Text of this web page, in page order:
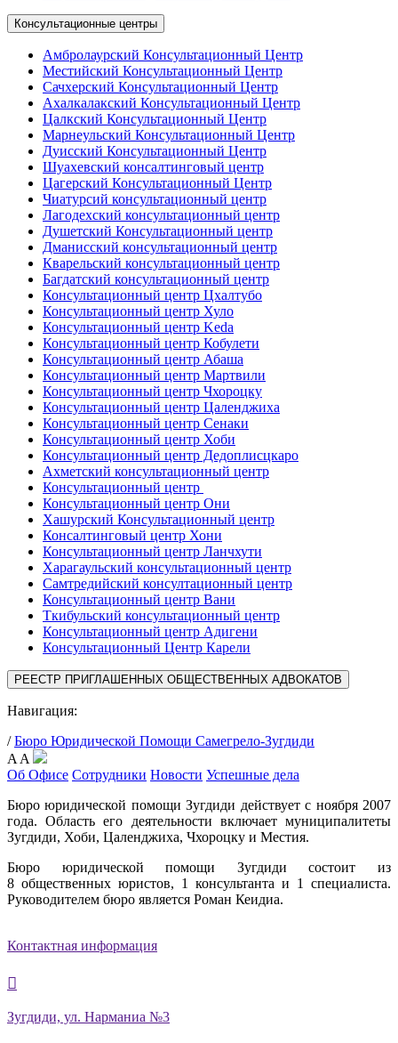
Консультационные центры
Амбролаурский Консультационный Центр
Местийский Консультационный Центр
Сачхерский Консультационный Центр
Ахалкалакский Консультационный Центр
Цалкский Консультационный Центр
Марнеульский Консультационный Центр
Дуисский Консультационный Центр
Шуахевский консалтинговый центр
Цагерский Консультационный Центр
Чиатурсий консультационный центр
Лагодехский консультационный центр
Душетский Консультационный центр
Дманисский консультационный центр
Кварельский консультационный центр
Багдатский консультационный центр
Консультационный центр Цхалтубо
Консультационный центр Хуло
Консультационный центр Keda
Консультационный центр Кобулети
Консультационный центр Абаша
Консультационный центр Мартвили
Консультационный центр Чхороцку
Консультационный центр Цаленджиха
Консультационный центр Сенаки
Консультационный центр Хоби
Консультационный центр Дедоплисцкаро
Ахметский консультационный центр
Консультационный центр
Консультационный центр Они
Хашурский Консультационный центр
Консалтинговый центр Хони
Консультационный центр Ланчхути
Харагаульский консультационный центр
Самтредийский консултационный центр
Консультационный центр Вани
Ткибульский консультационный центр
Консультационный центр Адигени
Консультационный Центр Карели
РЕЕСТР ПРИГЛАШЕННЫХ ОБЩЕСТВЕННЫХ АДВОКАТОВ
Навигация:
/ Бюро Юридической Помощи Самегрело-Зугдиди
A A
Об Офисе Сотрудники Новости Успешные дела
Бюро юридической помощи Зугдиди действует с ноября 2007
года. Область его деятельности включает муниципалитеты
Зугдиди, Хоби, Цаленджиха, Чхороцку и Местия.
Бюро юридической помощи Зугдиди состоит из
8 общественных юристов, 1 консультанта и 1 специалиста.
Руководителем бюро является Роман Кеидиа.
Контактная информация

Зугдиди, ул. Нарманиа №3